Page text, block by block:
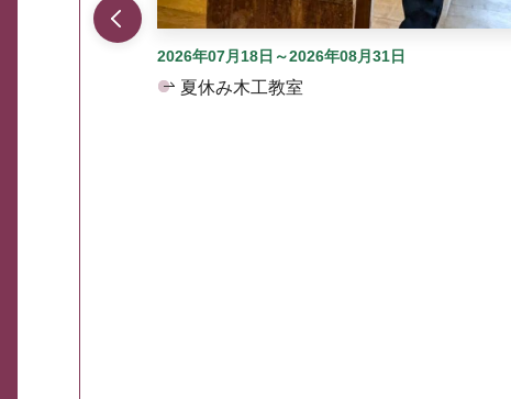
2026年07月18日～2026年08月31日
夏休み木工教室